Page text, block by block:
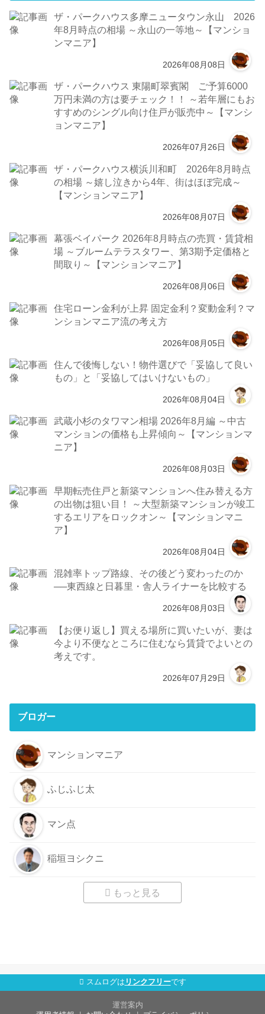
ザ・パークハウス多摩ニュータウン永山 2026
年8月時点の相場 ～永山の一等地～【マンショ
ンマニア】
2026年08月08日
ザ・パークハウス 東陽町翠賓閣 ご予算6000
万円未満の方は要チェック！！ ～若年層にもお
すすめのシングル向け住戸が販売中～【マンシ
ョンマニア】
2026年07月26日
ザ・パークハウス横浜川和町 2026年8月時点
の相場 ～嬉し泣きから4年、街はほぼ完成～
【マンションマニア】
2026年08月07日
幕張ベイパーク 2026年8月時点の売買・賃貸相
場 ～ブルームテラスタワー、第3期予定価格と
間取り～【マンションマニア】
2026年08月06日
住宅ローン金利が上昇 固定金利？変動金利？マ
ンションマニア流の考え方
2026年08月05日
住んで後悔しない！物件選びで「妥協して良い
もの」と「妥協してはいけないもの」
2026年08月04日
武蔵小杉のタワマン相場 2026年8月編 ～中古
マンションの価格も上昇傾向～【マンションマ
ニア】
2026年08月03日
早期転売住戸と新築マンションへ住み替える方
の出物は狙い目！ ～大型新築マンションが竣工
するエリアをロックオン～【マンションマニ
ア】
2026年08月04日
混雑率トップ路線、その後どう変わったのか
──東西線と日暮里・舎人ライナーを比較する
2026年08月03日
【お便り返し】買える場所に買いたいが、妻は
今より不便なところに住むなら賃貸でよいとの
考えです。
2026年07月29日
ブロガー
マンションマニア
ふじふじ太
マン点
稲垣ヨシクニ
もっと見る
スムログは リンクフリーです
運営案内